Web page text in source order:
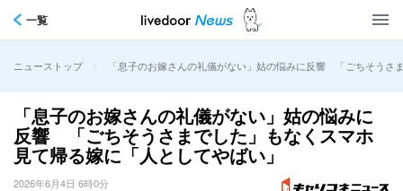
一覧
ニューストップ > 「息子のお嫁さんの礼儀がない」姑の悩みに反響 「ごちそうさ
「息子のお嫁さんの礼儀がない」姑の悩みに
反響 「ごちそうさまでした」もなくスマホ
見て帰る嫁に「人としてやばい」
2026年6月4日 6時0分